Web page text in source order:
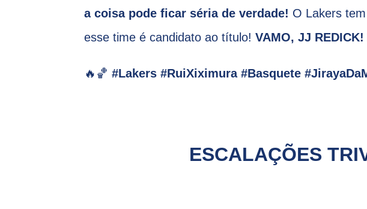
a coisa pode ficar séria de verdade! O Lakers
esse time é candidato ao título! VAMO, JJ
🔥🏀 #Lakers #RuiXiximura #Basquete
ESCALAÇÕES